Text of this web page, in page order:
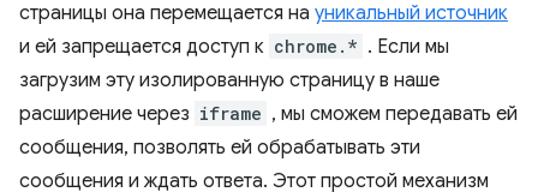
страницы она перемещается на уникальный источник
и ей запрещается доступ к chrome.* . Если мы
загрузим эту изолированную страницу в наше
расширение через iframe , мы сможем передавать ей
сообщения, позволять ей обрабатывать эти
сообщения и ждать ответа. Этот простой механизм